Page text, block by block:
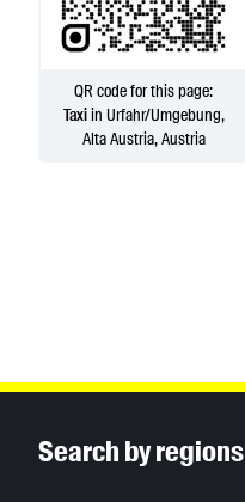
QR code for this page:
Taxiin Urfahr/Umgebung,
Alta Austria, Austria
Search by regions